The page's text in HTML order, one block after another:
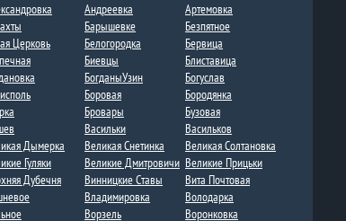
Андреевка
Артемовка
Барышевке
Безпятное
Церковь Белогородка
Бервица
Биевцы
Блиставица
БогданыУзин
Богуслав
Боровая
Бородянка
Бровары
Бузовая
Васильки
Васильков
Дымерка Великая Снетинка
Великая Солтановка
Гуляки
Великие Дмитровичи​ Великие Прицьки
Дубечня​ Винницкие Ставы
Вита Почтовая
Владимировка​
Володарка
Ворзель
Воронковка​